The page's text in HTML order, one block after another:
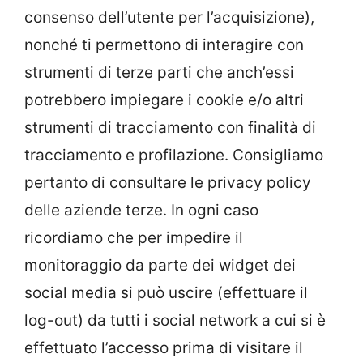
consenso dell’utente per l’acquisizione),
nonché ti permettono di interagire con
strumenti di terze parti che anch’essi
potrebbero impiegare i cookie e/o altri
strumenti di tracciamento con finalità di
tracciamento e profilazione. Consigliamo
pertanto di consultare le privacy policy
delle aziende terze. In ogni caso
ricordiamo che per impedire il
monitoraggio da parte dei widget dei
social media si può uscire (effettuare il
log-out) da tutti i social network a cui si è
effettuato l’accesso prima di visitare il